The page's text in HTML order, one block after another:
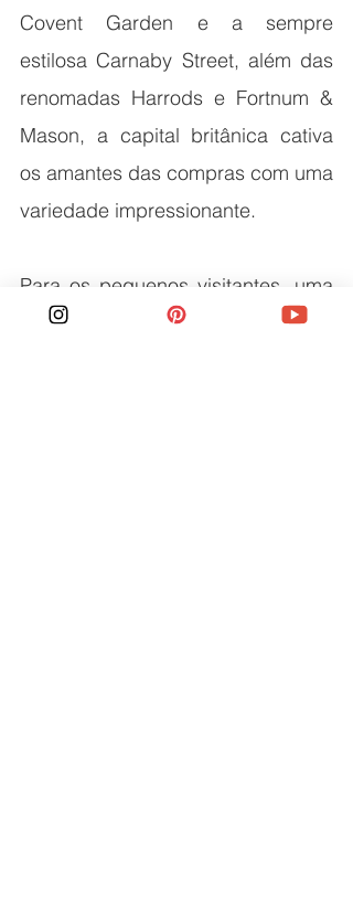
Covent Garden e a sempre
estilosa Carnaby Street, além das
renomadas Harrods e Fortnum &
Mason, a capital britânica cativa
os amantes das compras com uma
variedade impressionante.
Para os pequenos visitantes, uma
parada obrigatória é na Regent